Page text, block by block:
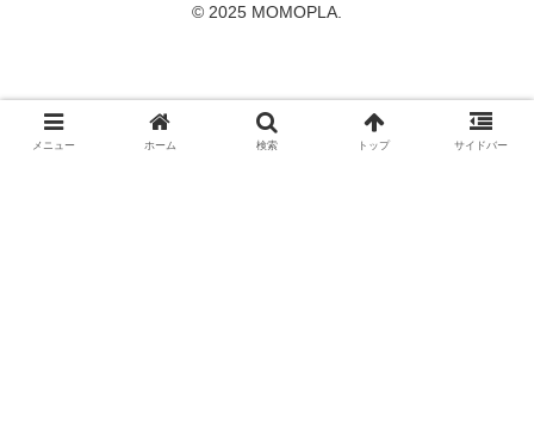
© 2025 MOMOPLA.
メニュー ホーム 検索 トップ サイドバー